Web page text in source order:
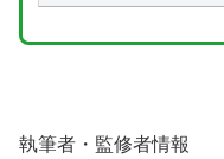
執筆者・監修者情報